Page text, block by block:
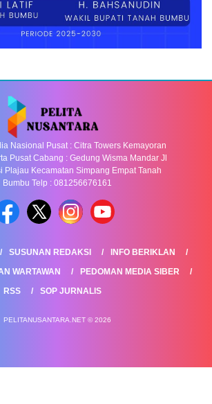
Nasional Pusat : Citra Towers Kemayoran
Pusat Cabang : Gedung Wisma Mandar Jl
Plajau Kecamatan Simpang Empat Tanah
Bumbu Telp : 081256676161
SUSUNAN REDAKSI
INFO BERIKLAN
WARTAWAN
PEDOMAN MEDIA SIBER
RSS
SOP JURNALIS
PELITANUSANTARA.NET © 2026